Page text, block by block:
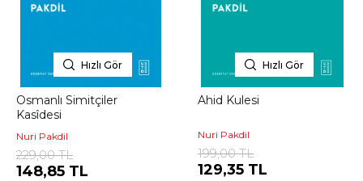
Hızlı Gör
Osmanlı Simitçiler
Kasîdesi
Nuri Pakdil
229,00 TL
148,85 TL
Hızlı Gör
Ahid Kulesi
Nuri Pakdil
199,00 TL
129,35 TL